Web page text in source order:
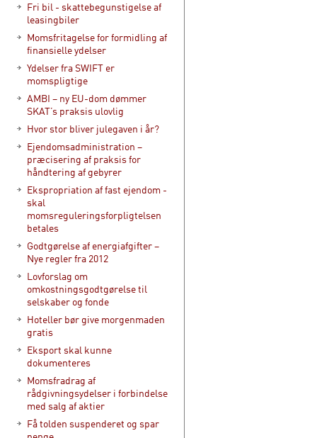
Fri bil - skattebegunstigelse af
leasingbiler
Momsfritagelse for formidling af
finansielle ydelser
Ydelser fra SWIFT er
momspligtige
AMBI – ny EU-dom dømmer
SKAT’s praksis ulovlig
Hvor stor bliver julegaven i år?
Ejendomsadministration –
præcisering af praksis for
håndtering af gebyrer
Ekspropriation af fast ejendom -
skal
momsreguleringsforpligtelsen
betales
Godtgørelse af energiafgifter –
Nye regler fra 2012
Lovforslag om
omkostningsgodtgørelse til
selskaber og fonde
Hoteller bør give morgenmaden
gratis
Eksport skal kunne
dokumenteres
Momsfradrag af
rådgivningsydelser i forbindelse
med salg af aktier
Få tolden suspenderet og spar